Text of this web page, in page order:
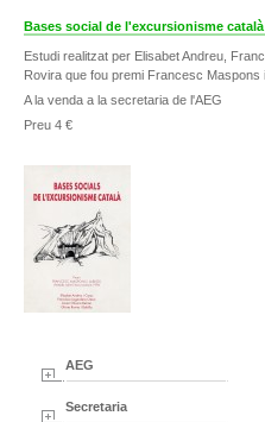
AEG
Secretaria
Bases social de l'excursionisme català
Estudi realitzat per Elisabet Andreu,
Rovira que fou premi Francesc Maspons
A la venda a la secretaria de l'AEG
Preu 4 €